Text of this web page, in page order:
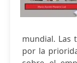
mundial. Las
por la